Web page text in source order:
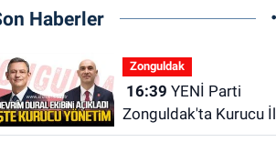
Haberler
Zonguldak
16:39
Zonguldak'ta Kurucu İl
Yönetim Kurulu belli